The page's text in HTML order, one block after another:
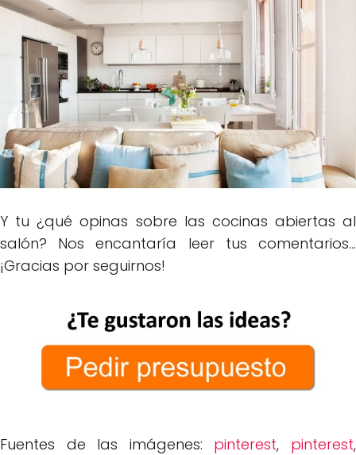
Y tu ¿qué opinas sobre las cocinas abiertas al
salón? Nos encantaría leer tus comentarios...
¡Gracias por seguirnos!
Fuentes de las imágenes: pinterest, pinterest,